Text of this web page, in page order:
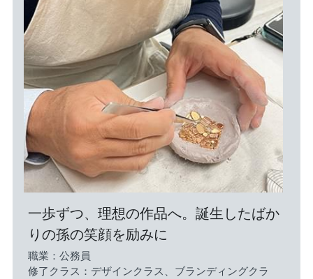
一歩ずつ、理想の作品へ。誕生したばか
りの孫の笑顔を励みに
職業：公務員
修了クラス：デザインクラス、ブランディングクラ